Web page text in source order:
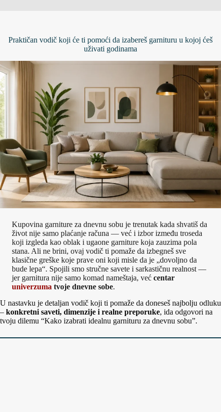
Praktičan vodič koji će ti pomoći da izabereš garnituru u kojoj ćeš
uživati godinama
Kupovina garniture za dnevnu sobu je trenutak kada shvatiš da
život nije samo plaćanje računa — već i izbor između troseda
koji izgleda kao oblak i ugaone garniture koja zauzima pola
stana. Ali ne brini, ovaj vodič ti pomaže da izbegneš sve
klasične greške koje prave oni koji misle da je „dovoljno da
bude lepa“. Spojili smo stručne savete i sarkastičnu realnost —
jer garnitura nije samo komad nameštaja, već centar
univerzuma tvoje dnevne sobe.
U nastavku je detaljan vodič koji ti pomaže da doneseš najbolju odluku
– konkretni saveti, dimenzije i realne preporuke, ida odgovori na
tvoju dilemu “Kako izabrati idealnu garnituru za dnevnu sobu”.